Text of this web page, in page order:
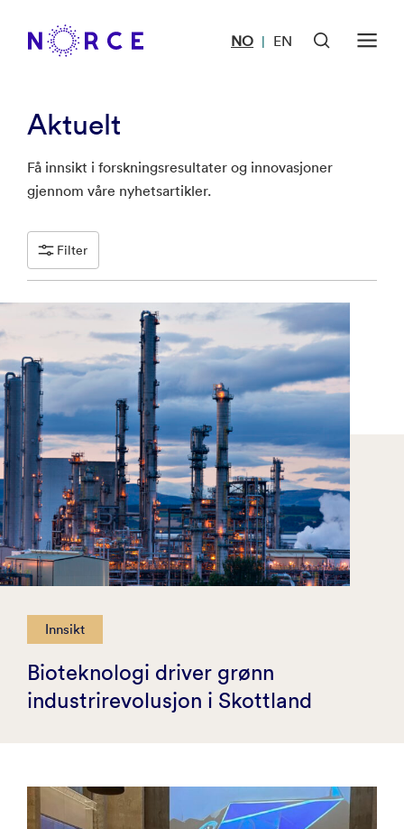
NO | EN
Aktuelt
Få innsikt i forskningsresultater og innovasjoner
gjennom våre nyhetsartikler.
Filter
Innsikt
Bioteknologi driver grønn
industrirevolusjon i Skottland